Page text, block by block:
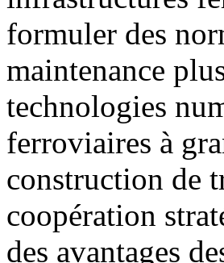
formuler des
maintenance
technologies
ferroviaires à
construction de
coopération
des avantages